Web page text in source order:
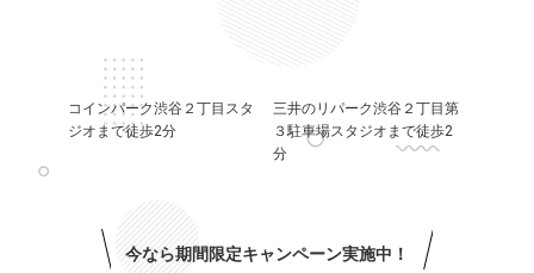
コインパーク渋谷２丁目スタ
ジオまで徒歩2分
三井のリパーク渋谷２丁目第
３駐車場スタジオまで徒歩2
分
今なら期間限定キャンペーン実施中！